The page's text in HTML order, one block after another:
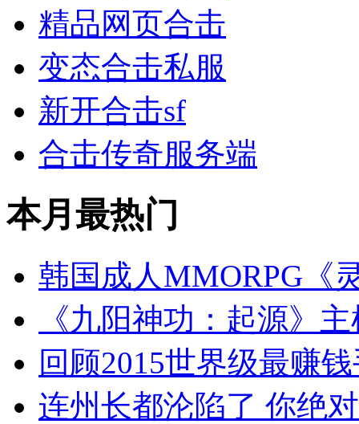
精品网页合击
变态合击私服
新开合击sf
合击传奇服务端
本月最热门
韩国成人MMORPG《
《九阳神功：起源》
回顾2015世界级最赚
连州长都沦陷了 你绝